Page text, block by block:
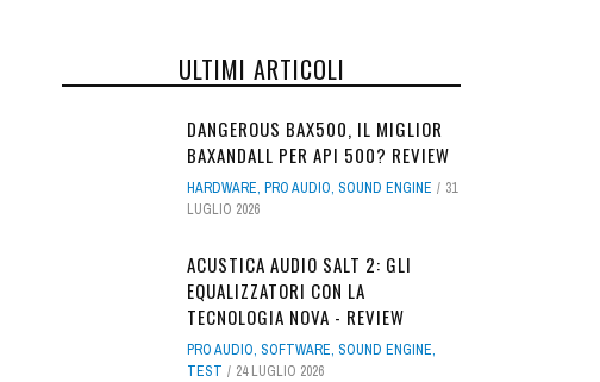
ULTIMI ARTICOLI
DANGEROUS BAX500, IL MIGLIOR
BAXANDALL PER API 500? REVIEW
HARDWARE, PRO AUDIO, SOUND ENGINE
31
LUGLIO 2026
ACUSTICA AUDIO SALT 2: GLI
EQUALIZZATORI CON LA
TECNOLOGIA NOVA - REVIEW
PRO AUDIO, SOFTWARE, SOUND ENGINE,
TEST
24 LUGLIO 2026